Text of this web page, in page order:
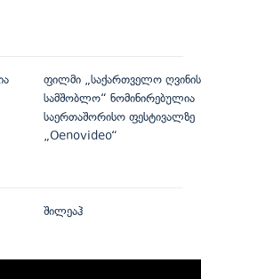
ფილმი „საქართველო ღვინის
სამშობლო“ ნომინირებულია
საერთაშორისო ფესტივალზე
„Oenovideo“
შილეაჰ